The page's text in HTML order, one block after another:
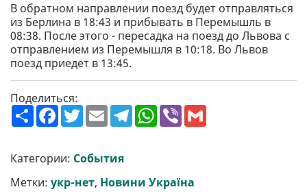
В обратном направлении поезд будет отправляться
из Берлина в 18:43 и прибывать в Перемышль в
08:38. После этого - пересадка на поезд до Львова с
отправлением из Перемышля в 10:18. Во Львов
поезд приедет в 13:45.
Поделиться:
П
о
р
и
т
и
F
a
b
o
o
k
T
w
t
e
r
E
m
l
T
e
a
m
W
h
p
p
V
Категории: События
Метки: укр-нет, Новини Україна